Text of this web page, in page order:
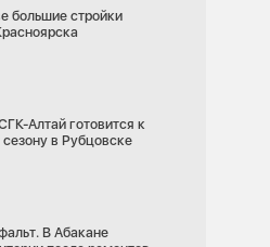
большие стройки
Алтай готовится к
в Рубцовске
В Абакане